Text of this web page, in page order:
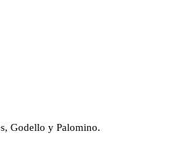
Godello y Palomino.